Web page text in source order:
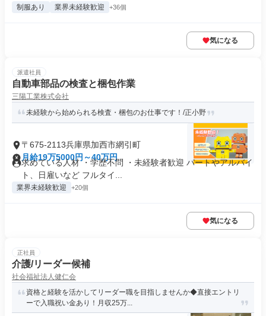
制服あり 業界未経験歓迎 +36個
気になる
派遣社員
自動車部品の検査と梱包作業
三陽工業株式会社
未経験から始められる検査・梱包のお仕事です！/正小野
〒675-2113兵庫県加西市網引町
月給19万5000円～40万円
求めている人材 ・学歴不問 ・未経験者歓迎 パートやアルバイ
ト、日雇いなど フルタイ...
業界未経験歓迎 +20個
気になる
正社員
介護/リーダー候補
社会福祉法人健仁会
資格と経験を活かしてリーダー職を目指しませんか◆直接エントリ
ーで入職祝い金あり！月収25万...